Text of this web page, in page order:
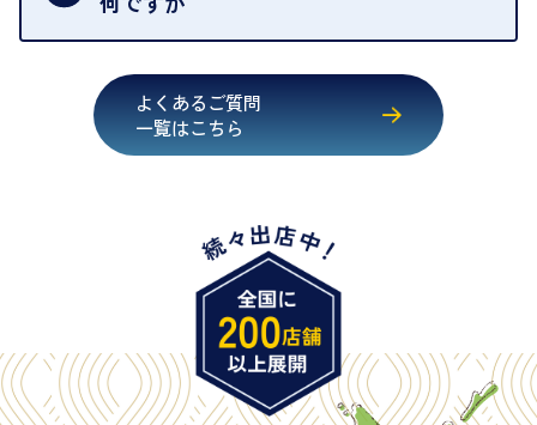
・健康保険証確認書
・マイナンバーカード
・在留カード
・旧パスポート
※原則として「公的機関が発行し、氏名、住所、生
年月日が記載されているもの
※日本国政府発行のもの
※2020年2月4日以降に申請された新型パスポートに
よくあるご質問
一覧はこちら